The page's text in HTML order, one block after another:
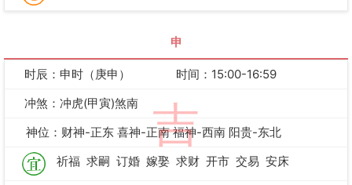
申
吉
时辰：申时（庚申）
时间：15:00-16:59
冲煞：冲虎(甲寅)煞南
神位：财神-正东 喜神-正南 福神-西南 阳贵-东北
祈福 求嗣 订婚 嫁娶 求财 开市 交易 安床